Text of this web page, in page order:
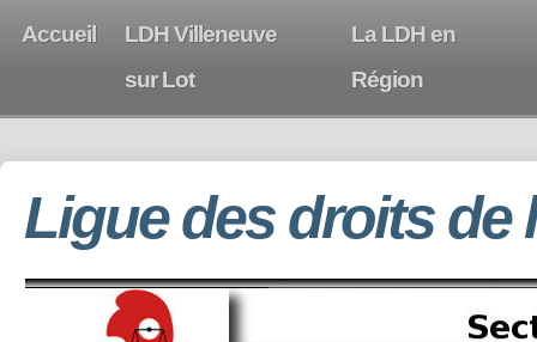
Accueil
LDH Villeneuve
sur Lot
La LDH en
Région
Ligue des droits de